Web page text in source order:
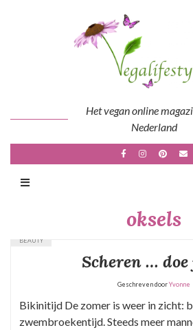
Het vegan online
Nederland
oksels
BEAUTY
Scheren … doe
Geschreven doorYvonne
Bikinitijd De zomer is weer in zicht:
zwembroekentijd. Steeds meer